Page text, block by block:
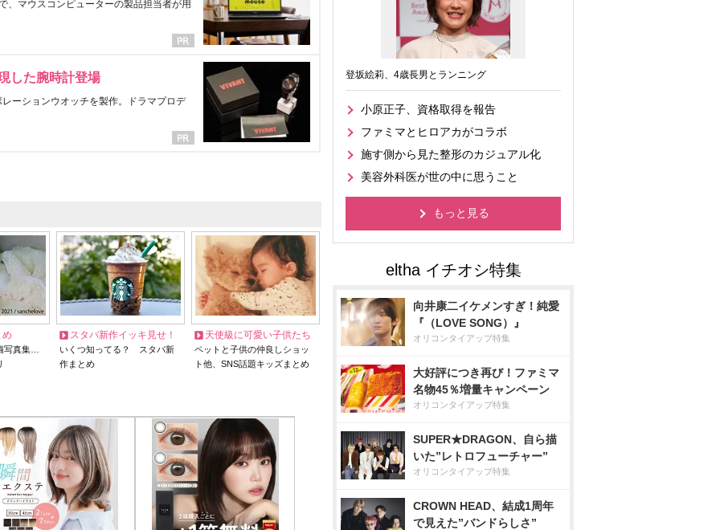
、マウスコンピューターの製品担当者が用
した腕時計登場
ーションウオッチを製作。ドラマプロデ
め
写真集…
スタバ新作イッキ見せ！
いくつ知ってる？ スタバ新
作まとめ
天使級に可愛い子供たち
ペットと子供の仲良しショッ
ト他、SNS話題キッズまとめ
登坂絵莉、4歳長男とランニング
小原正子、資格取得を報告
ファミマとヒロアカがコラボ
施す側から見た整形のカジュアル化
美容外科医が世の中に思うこと
もっと見る
向井康二イケメンすぎ！純愛
『（LOVE SONG）』
オリコンタイアップ特集
大好評につき再び！ファミマ
名物45％増量キャンペーン
オリコンタイアップ特集
SUPER★DRAGON、自ら描
いた”レトロフューチャー”
オリコンタイアップ特集
CROWN HEAD、結成1周年
で見えた”バンドらしさ”